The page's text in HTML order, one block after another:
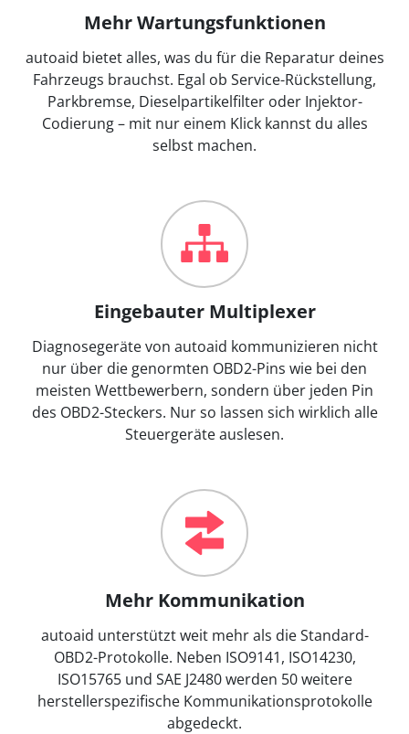
Mehr Wartungsfunktionen
autoaid bietet alles, was du für die Reparatur deines
Fahrzeugs brauchst. Egal ob Service-Rückstellung,
Parkbremse, Dieselpartikelfilter oder Injektor-
Codierung – mit nur einem Klick kannst du alles
selbst machen.
Eingebauter Multiplexer
Diagnosegeräte von autoaid kommunizieren nicht
nur über die genormten OBD2-Pins wie bei den
meisten Wettbewerbern, sondern über jeden Pin
des OBD2-Steckers. Nur so lassen sich wirklich alle
Steuergeräte auslesen.
Mehr Kommunikation
autoaid unterstützt weit mehr als die Standard-
OBD2-Protokolle. Neben ISO9141, ISO14230,
ISO15765 und SAE J2480 werden 50 weitere
herstellerspezifische Kommunikationsprotokolle
abgedeckt.